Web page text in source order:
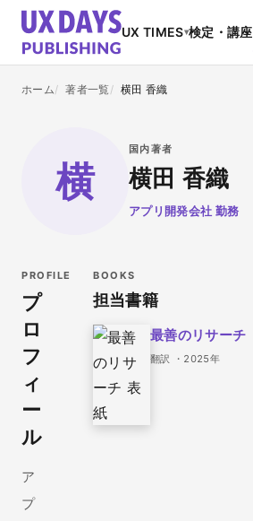
UX TIMES▾検定・講座
ホーム 著者一覧 横田 香織
横
国内著者
横田 香織
アプリ開発会社 勤務
PROFILE
プ
ロ
フ
ィ
ー
ル
ア
プ
BOOKS
担当書籍
最善のリサーチ
翻訳 ・2025年